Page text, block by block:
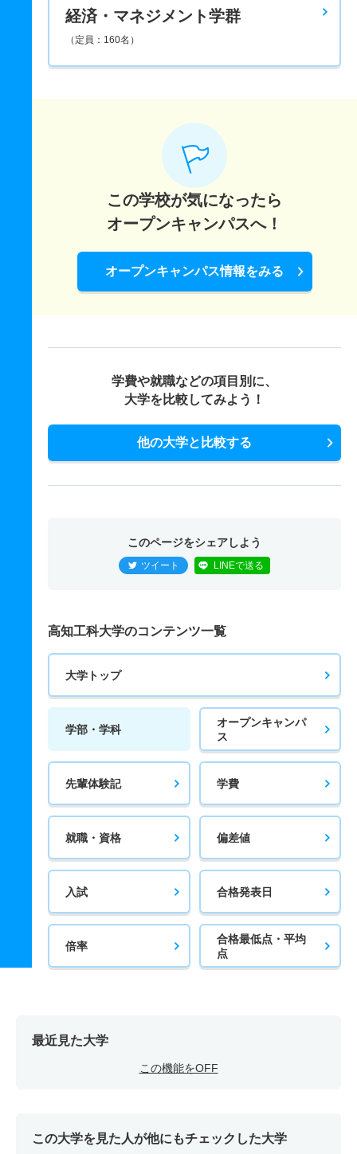
経済・マネジメント学群
（定員：160名）
この学校が気になったら
オープンキャンパスへ！
オープンキャンパス情報をみる
学費や就職などの項目別に、
大学を比較してみよう！
他の大学と比較する
このページをシェアしよう
ツイート LINEで送る
高知工科大学のコンテンツ一覧
大学トップ
学部・学科
オープンキャンパ
ス
先輩体験記 学費
就職・資格 偏差値
入試 合格発表日
倍率
合格最低点・平均
点
最近見た大学
この機能をOFF
この大学を見た人が他にもチェックした大学